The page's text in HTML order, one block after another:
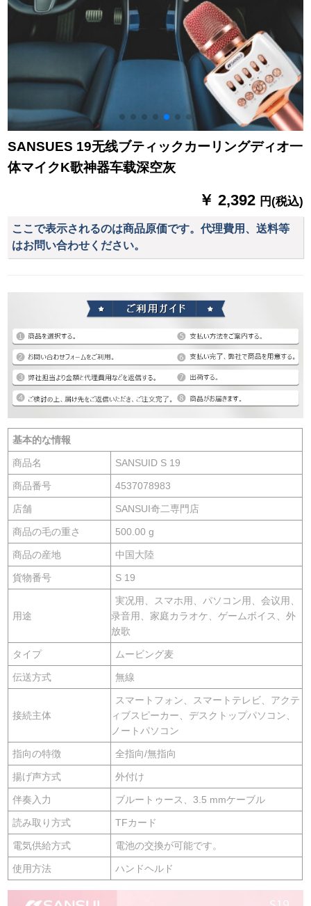
SANSUES 19无线ブティックカーリングディオ一
体マイクK歌神器车载深空灰
￥ 2,392 円(税込)
ここで表示されるのは商品原価です。代理費用、送料等
はお問い合わせください。
基本的な情報
商品名 SANSUID S 19
商品番号 4537078983
店舗 SANSUI奇二専門店
商品の毛の重さ 500.00 g
商品の産地 中国大陸
貨物番号 S 19
用途
実况用、スマホ用、パソコン用、会议用、
录音用、家庭カラオケ、ゲームボイス、外
放歌
タイプ ムービング麦
伝送方式 無線
接続主体
スマートフォン、スマートテレビ、アクテ
ィブスピーカー、デスクトップパソコン、
ノートパソコン
指向の特徴 全指向/無指向
揚げ声方式 外付け
伴奏入力 ブルートゥース、3.5 mmケーブル
読み取り方式 TFカード
電気供給方式 電池の交換が可能です。
使用方法 ハンドヘルド